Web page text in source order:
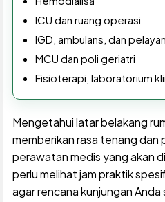
ICU dan ruang operasi
IGD, ambulans, dan
MCU dan poli geriatri
Fisioterapi, laboratorium
Mengetahui latar belakang
memberikan rasa tenang dan
perawatan medis yang akan
perlu melihat jam praktik
agar rencana kunjungan Anda